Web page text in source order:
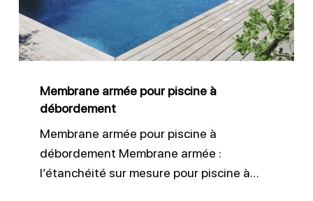
à
débordement
Membrane armée pour piscine à
débordement
Membrane armée pour piscine à
débordement Membrane armée :
l’étanchéité sur mesure pour piscine à…